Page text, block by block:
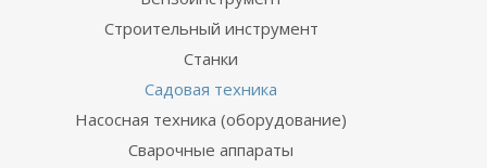
Строительный инструмент
Станки
Садовая техника
Насосная техника (оборудование)
Сварочные аппараты